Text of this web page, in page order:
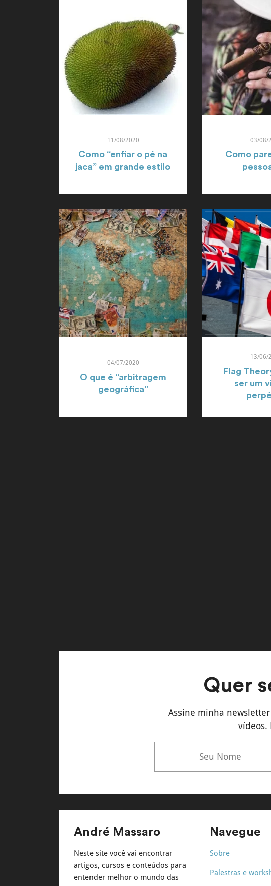
11/08/2020
Como “enfiar o pé na
jaca” em grande estilo
03/08/
Como
04/07/2020
O que é “arbitragem
geográfica”
13/06/
Flag
ser um
Quer
Assine minha
vídeos.
André Massaro
Neste site você vai encontrar
artigos, cursos e conteúdos para
entender melhor o mundo das
Navegue
Sobre
Palestras e